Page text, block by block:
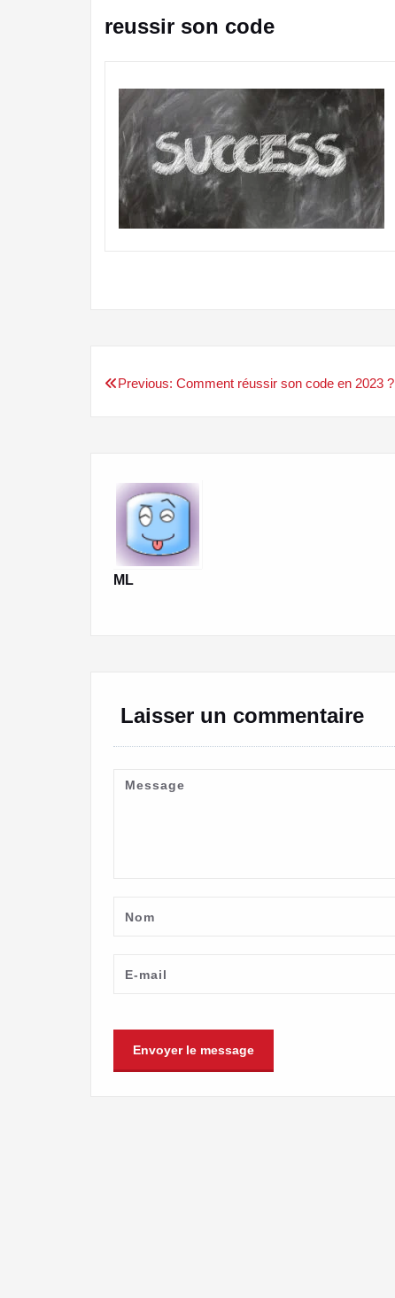
reussir son code
Navigation
l’article
Previous: Comment réussir son code en 2023 ?
ML
Laisser un commentaire